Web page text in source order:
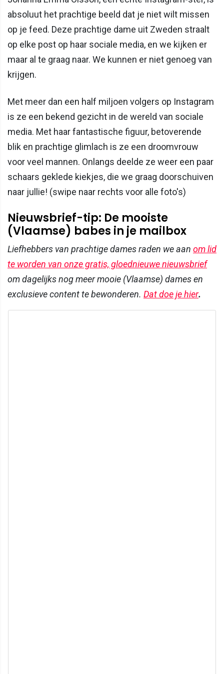
absoluut het prachtige beeld dat je niet wilt missen
op je feed. Deze prachtige dame uit Zweden straalt
op elke post op haar sociale media, en we kijken er
maar al te graag naar. We kunnen er niet genoeg van
krijgen.
Met meer dan een half miljoen volgers op Instagram
is ze een bekend gezicht in de wereld van sociale
media. Met haar fantastische figuur, betoverende
blik en prachtige glimlach is ze een droomvrouw
voor veel mannen. Onlangs deelde ze weer een paar
schaars geklede kiekjes, die we graag doorschuiven
naar jullie! (swipe naar rechts voor alle foto's)
Nieuwsbrief-tip: De mooiste
(Vlaamse) babes in je mailbox
Liefhebbers van prachtige dames raden we aan om lid
te worden van onze gratis, gloednieuwe nieuwsbrief
om dagelijks nog meer mooie (Vlaamse) dames en
exclusieve content te bewonderen. Dat doe je hier.